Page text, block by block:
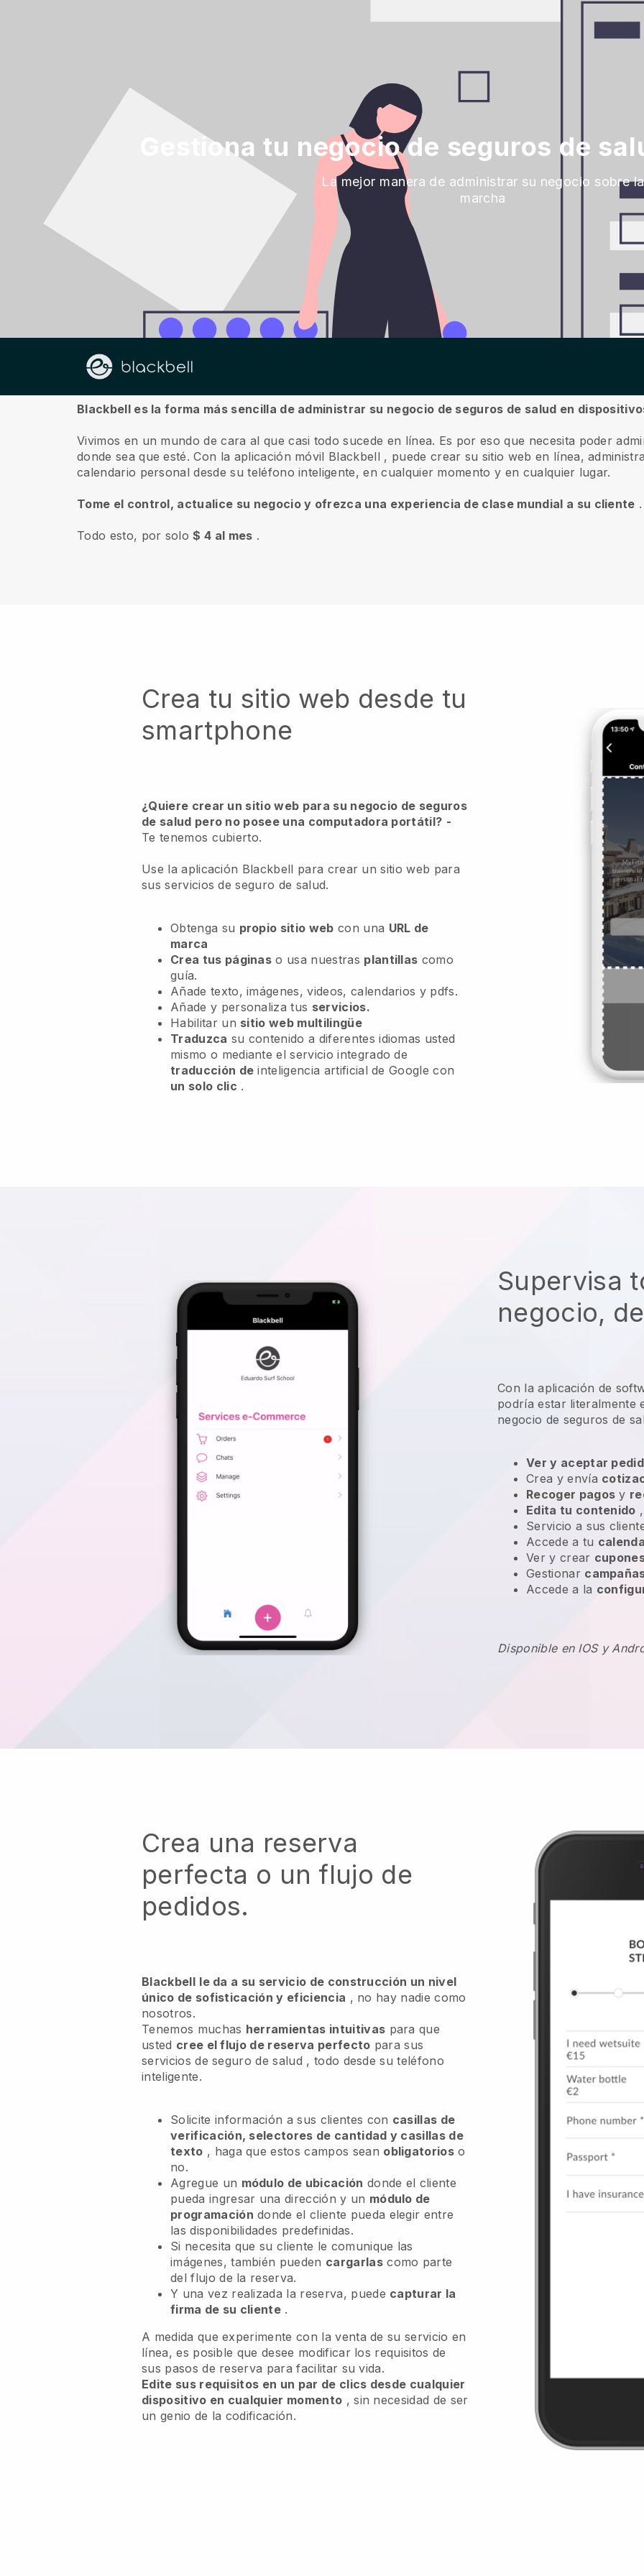
Gestiona tu negocio de seguros de
La mejor manera de administrar su negocio sobre la
marcha
Sobre nosotros
Blackbell es la forma más sencilla de administrar su negocio de seguros de salud en
Vivimos en un mundo de cara al que casi todo sucede en línea. Es por eso que necesita poder
donde sea que esté. Con la aplicación móvil Blackbell , puede crear su sitio web en línea,
calendario personal desde su teléfono inteligente, en cualquier momento y en cualquier lugar.
Tome el control, actualice su negocio y ofrezca una experiencia de clase mundial a su cliente .
Todo esto, por solo$ 4 al mes .
Crea tu sitio web desde tu
smartphone
¿Quiere crear un sitio web para su negocio de seguros
de salud pero no posee una computadora portátil? -
Te tenemos cubierto.
Use la aplicación Blackbell para crear un sitio web para
sus servicios de seguro de salud.
Obtenga su propio sitio web con una URL de
marca
Crea tus páginas o usa nuestras plantillas como
guía.
Añade texto, imágenes, videos, calendarios y pdfs.
Añade y personaliza tus servicios.
Habilitar un sitio web multilingüe
Traduzca su contenido a diferentes idiomas usted
mismo o mediante el servicio integrado de
traducción de inteligencia artificial de Google con
un solo clic .
Supervisa
negocio,
Con la aplicación de
podría estar
negocio de seguros de
Ver y aceptar
Crea y envía
Recoger pagos y
Edita tu contenido
Servicio a sus
Accede a tu
Ver y crear
Gestionar
Accede a la
Disponible en IOS y
Crea una reserva
perfecta o un flujo de
pedidos.
Blackbell le da a su servicio de construcción un nivel
único de sofisticación y eficiencia , no hay nadie como
nosotros.
Tenemos muchas herramientas intuitivas para que
usted cree el flujo de reserva perfecto para sus
servicios de seguro de salud , todo desde su teléfono
inteligente.
Solicite información a sus clientes con casillas de
verificación, selectores de cantidad y casillas de
texto , haga que estos campos sean obligatorios o
no.
Agregue un módulo de ubicación donde el cliente
pueda ingresar una dirección y un módulo de
programación donde el cliente pueda elegir entre
las disponibilidades predefinidas.
Si necesita que su cliente le comunique las
imágenes, también pueden cargarlascomo parte
del flujo de la reserva.
Y una vez realizada la reserva, puede capturar la
firma de su cliente .
A medida que experimente con la venta de su servicio en
línea, es posible que desee modificar los requisitos de
sus pasos de reserva para facilitar su vida.
Edite sus requisitos en un par de clics desde cualquier
dispositivo en cualquier momento , sin necesidad de ser
un genio de la codificación.